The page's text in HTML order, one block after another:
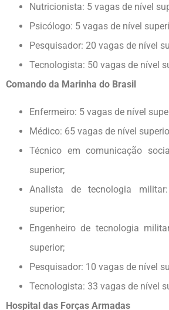
Nutricionista: 5 vagas de nível
Psicólogo: 5 vagas de nível
Pesquisador: 20 vagas de nível
Tecnologista: 50 vagas de nível
Comando da Marinha do Brasil
Enfermeiro: 5 vagas de nível
Médico: 65 vagas de nível
Técnico em comunicação
superior;
Analista de tecnologia
superior;
Engenheiro de tecnologia
superior;
Pesquisador: 10 vagas de nível
Tecnologista: 33 vagas de nível
Hospital das Forças Armadas